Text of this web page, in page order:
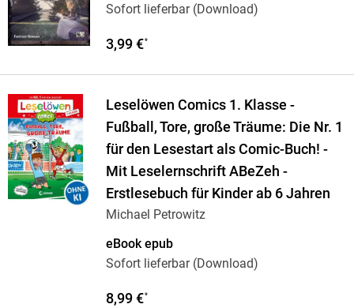
Sofort lieferbar (Download)
3,99 €*
Leselöwen Comics 1. Klasse -
Fußball, Tore, große Träume: Die Nr. 1
für den Lesestart als Comic-Buch! -
Mit Leselernschrift ABeZeh -
Erstlesebuch für Kinder ab 6 Jahren
Michael Petrowitz
eBook epub
Sofort lieferbar (Download)
8,99 €*